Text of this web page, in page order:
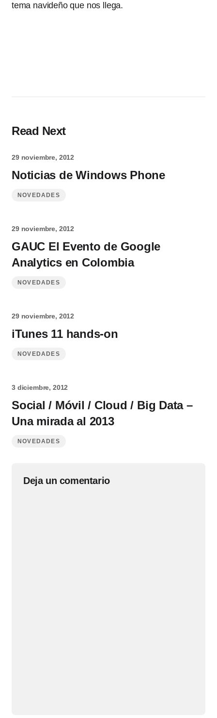
tema navideño que nos llega.
Read Next
29 noviembre, 2012
Noticias de Windows Phone
NOVEDADES
29 noviembre, 2012
GAUC El Evento de Google
Analytics en Colombia
NOVEDADES
29 noviembre, 2012
iTunes 11 hands-on
NOVEDADES
3 diciembre, 2012
Social / Móvil / Cloud / Big Data –
Una mirada al 2013
NOVEDADES
Deja un comentario